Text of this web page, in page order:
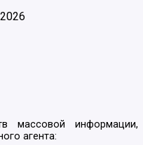
2026
массовой информации,
агента: